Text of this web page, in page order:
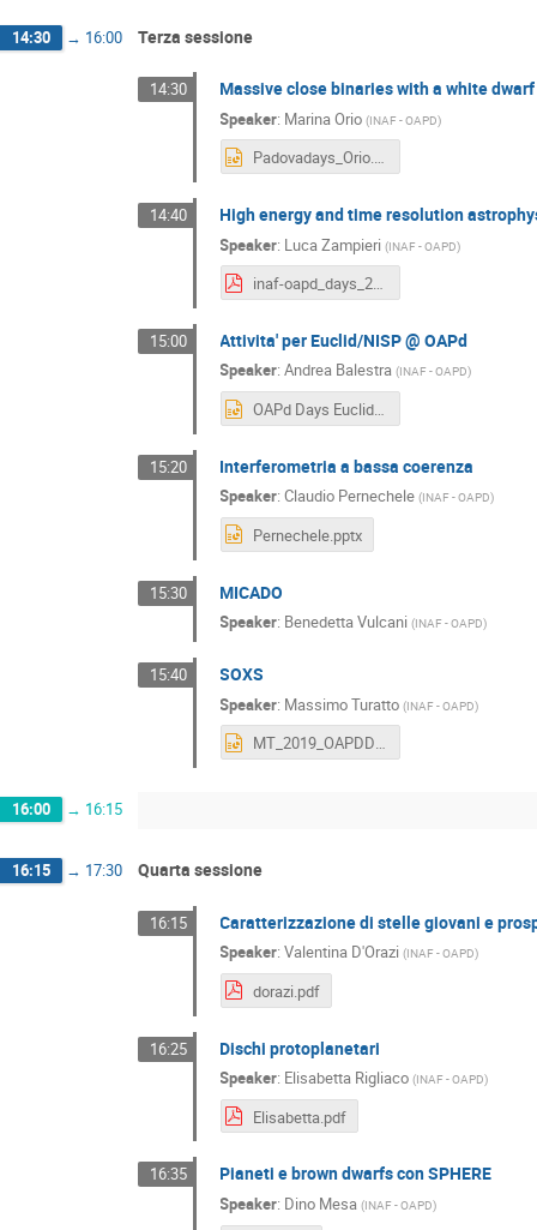
14:30 → 16:00 Terza sessione
14:30 Massive close binaries with a white
Speaker: Marina Orio (INAF - OAPD)
Padovadays_Orio.pptx
14:40 High energy and time resolution
Speaker: Luca Zampieri (INAF - OAPD)
inaf-oapd_days_2019_htra_v3b_Zampieri.pdf
15:00 Attivita' per Euclid/NISP @ OAPd
Speaker:Andrea Balestra (INAF - OAPD)
OAPd Days Euclid-NISP.pptx
15:20 Interferometria a bassa coerenza
Speaker:Claudio Pernechele (INAF - OAPD)
Pernechele.pptx
15:30 MICADO
Speaker: Benedetta Vulcani (INAF - OAPD)
15:40 SOXS
Speaker: Massimo Turatto (INAF - OAPD)
MT_2019_OAPDDAYS_SOXS.pptx
16:00 → 16:15
16:15 → 17:30 Quarta sessione
16:15 Caratterizzazione di stelle giovani e
Speaker:Valentina D'Orazi (INAF - OAPD)
dorazi.pdf
16:25 Dischi protoplanetari
Speaker: Elisabetta Rigliaco (INAF - OAPD)
Elisabetta.pdf
16:35 Pianeti e brown dwarfs con SPHERE
Speaker: Dino Mesa (INAF - OAPD)